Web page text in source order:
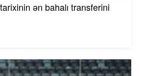
ən bahalı transferini